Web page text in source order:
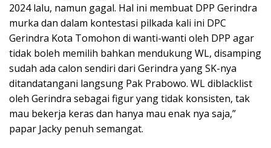
2024 lalu, namun gagal. Hal ini membuat DPP Gerindra
murka dan dalam kontestasi pilkada kali ini DPC
Gerindra Kota Tomohon di wanti-wanti oleh DPP agar
tidak boleh memilih bahkan mendukung WL, disamping
sudah ada calon sendiri dari Gerindra yang SK-nya
ditandatangani langsung Pak Prabowo. WL diblacklist
oleh Gerindra sebagai figur yang tidak konsisten, tak
mau bekerja keras dan hanya mau enak nya saja,”
papar Jacky penuh semangat.